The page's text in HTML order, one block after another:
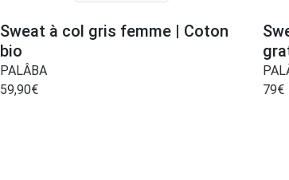
Sweat à col gris femme | Coton
bio
PALÂBA
59,90€
79€